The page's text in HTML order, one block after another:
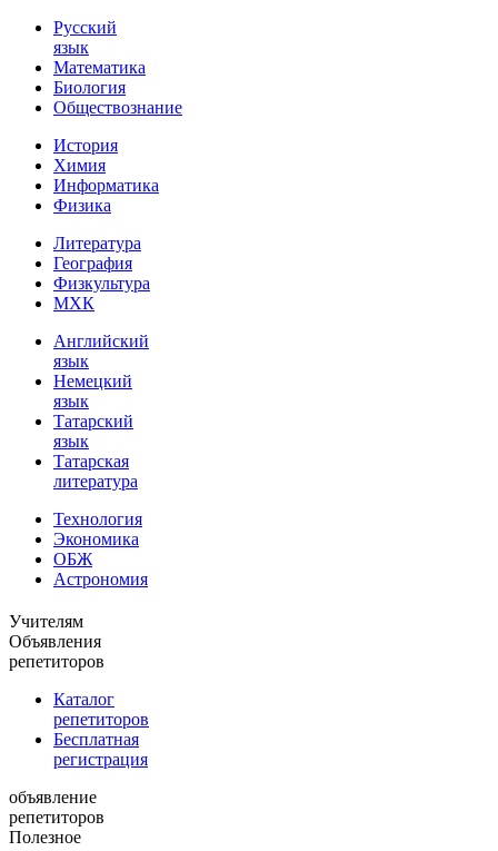
Русский
язык
Математика
Биология
Обществознание
История
Химия
Информатика
Физика
Литература
География
Физкультура
МХК
Английский
язык
Немецкий
язык
Татарский
язык
Татарская
литература
Технология
Экономика
ОБЖ
Астрономия
Учителям
Объявления
репетиторов
Каталог
репетиторов
Бесплатная
регистрация
объявление
репетиторов
Полезное